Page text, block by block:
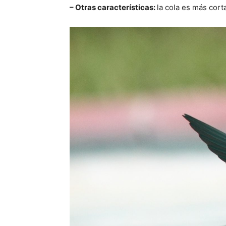
– Otras características: la cola es más